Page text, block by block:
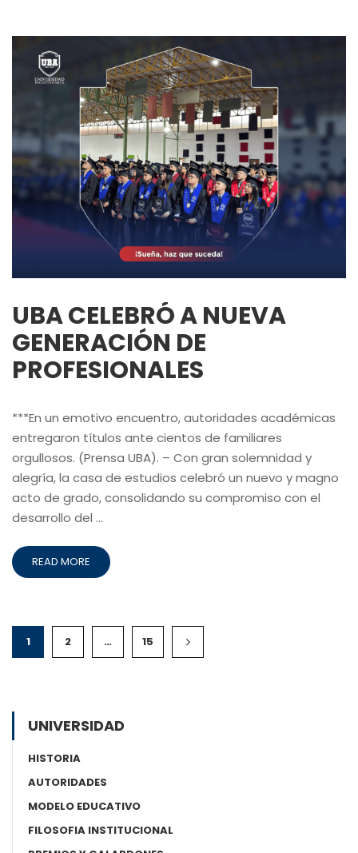
UBA CELEBRÓ A NUEVA
GENERACIÓN DE
PROFESIONALES
***En un emotivo encuentro, autoridades académicas
entregaron títulos ante cientos de familiares
orgullosos. (Prensa UBA). – Con gran solemnidad y
alegría, la casa de estudios celebró un nuevo y magno
acto de grado, consolidando su compromiso con el
desarrollo del …
READ MORE
1 2 … 15
UNIVERSIDAD
HISTORIA
AUTORIDADES
MODELO EDUCATIVO
FILOSOFIA INSTITUCIONAL